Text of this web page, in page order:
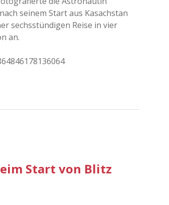
seinem Start aus Kasachstan
sechsstündigen Reise in vier
an.
Start von Blitz